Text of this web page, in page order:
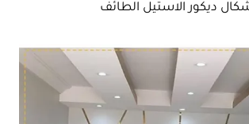
ديكور الاستيل الطائف